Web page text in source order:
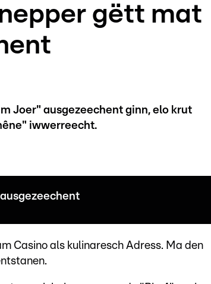
gëtt mat
Joer" ausgezeechent ginn, elo krut
iwwerreecht.
Casino als kulinaresch Adress. Ma den